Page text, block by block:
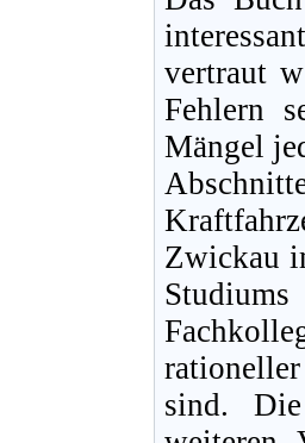
vertraut
Fehlern
Mängel
Zwickau
sind.